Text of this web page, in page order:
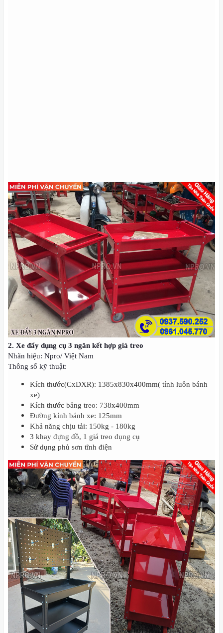
2. Xe đẩy dụng cụ 3 ngăn kết hợp giá treo
Nhãn hiệu: Npro/ Việt Nam
Thông số kỹ thuật:
Kích thước(CxDXR): 1385x830x400mm( tính luôn bánh
xe)
Kích thước bảng treo: 738x400mm
Đường kính bánh xe: 125mm
Khả năng chịu tải: 150kg - 180kg
3 khay đựng đồ, 1 giá treo dụng cụ
Sử dụng phủ sơn tĩnh điện